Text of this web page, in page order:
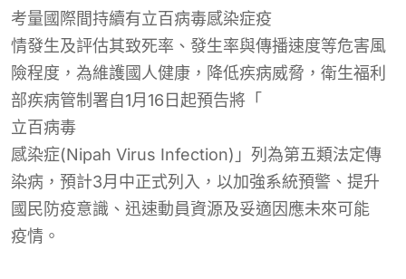
考量國際間持續有立百病毒感染症疫
情發生及評估其致死率、發生率與傳播速度等危害風
險程度，為維護國人健康，降低疾病威脅，衛生福利
部疾病管制署自1月16日起預告將「
立百病毒
感染症(Nipah Virus Infection)」列為第五類法定傳
染病，預計3月中正式列入，以加強系統預警、提升
國民防疫意識、迅速動員資源及妥適因應未來可能
疫情。